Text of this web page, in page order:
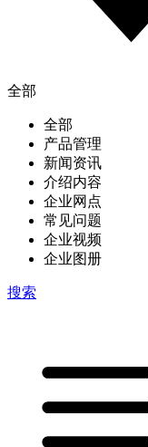
全部
全部
产品管理
新闻资讯
介绍内容
企业网点
常见问题
企业视频
企业图册
搜索